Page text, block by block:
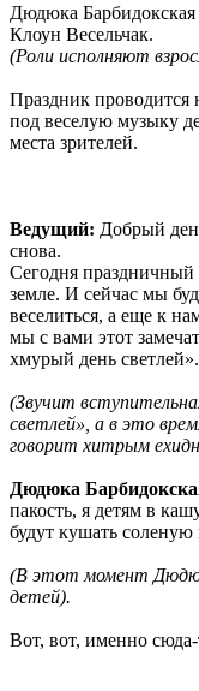
Дюдюка Барбидокская
Клоун Весельчак.
(Роли исполняют
Праздник проводится
под веселую музыку
места зрителей.
Ведущий: Добрый
снова.
Сегодня праздничный
земле. И сейчас мы
веселиться, а еще к
мы с вами этот
хмурый день светлей».
(Звучит
светлей», а в это
говорит хитрым
Дюдюка
пакость, я детям в
будут кушать
(В этот момент
детей).
Вот, вот, именно